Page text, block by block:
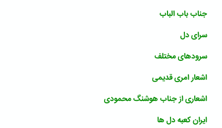
جناب باب الباب
سرای دل
سرودهای مختلف
اشعار امری قدیمی
اشعارى از جناب هوشنگ محمودى
ایران کعبه دل ها